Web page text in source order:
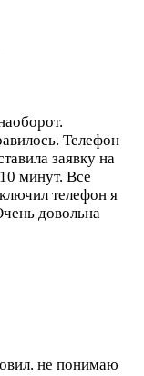
Телефон
заявку на
минут. Все
телефон я
довольна
не понимаю